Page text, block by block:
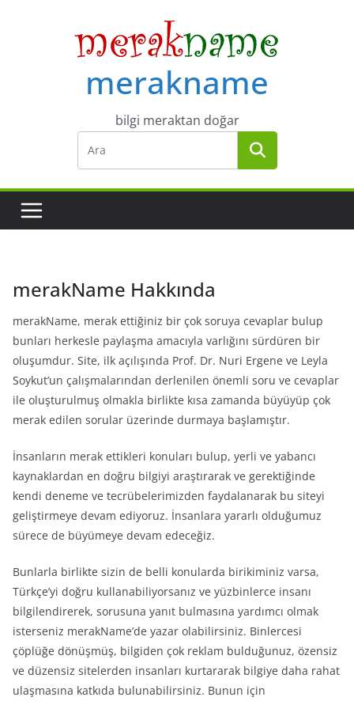
merakname
bilgi meraktan doğar
merakName Hakkında
merakName, merak ettiğiniz bir çok soruya cevaplar bulup
bunları herkesle paylaşma amacıyla varlığını sürdüren bir
oluşumdur. Site, ilk açılışında Prof. Dr. Nuri Ergene ve Leyla
Soykut’un çalışmalarından derlenilen önemli soru ve cevaplar
ile oluşturulmuş olmakla birlikte kısa zamanda büyüyüp çok
merak edilen sorular üzerinde durmaya başlamıştır.
İnsanların merak ettikleri konuları bulup, yerli ve yabancı
kaynaklardan en doğru bilgiyi araştırarak ve gerektiğinde
kendi deneme ve tecrübelerimizden faydalanarak bu siteyi
geliştirmeye devam ediyoruz. İnsanlara yararlı olduğumuz
sürece de büyümeye devam edeceğiz.
Bunlarla birlikte sizin de belli konularda birikiminiz varsa,
Türkçe’yi doğru kullanabiliyorsanız ve yüzbinlerce insanı
bilgilendirerek, sorusuna yanıt bulmasına yardımcı olmak
isterseniz merakName’de yazar olabilirsiniz. Binlercesi
çöplüğe dönüşmüş, bilgiden çok reklam bulduğunuz, özensiz
ve düzensiz sitelerden insanları kurtararak bilgiye daha rahat
ulaşmasına katkıda bulunabilirsiniz. Bunun için